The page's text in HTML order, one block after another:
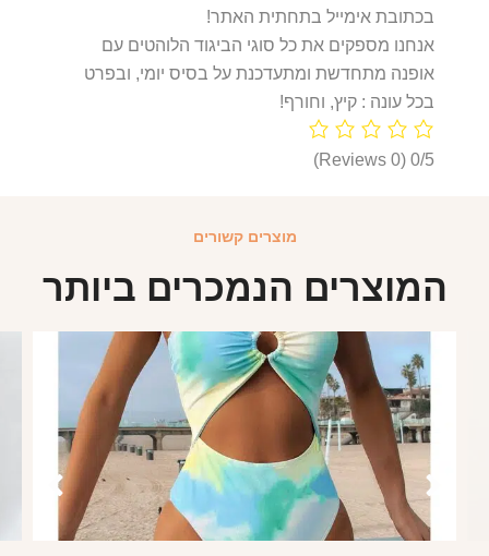
בכתובת אימייל בתחתית האתר!
אנחנו מספקים את כל סוגי הביגוד הלוהטים עם
אופנה מתחדשת ומתעדכנת על בסיס יומי, ובפרט
בכל עונה : קיץ, וחורף!
0/5
(0 Reviews)
מוצרים קשורים
המוצרים הנמכרים ביותר